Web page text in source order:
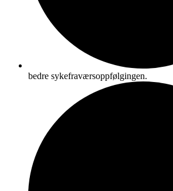
bedre sykefraværsoppfølgingen.